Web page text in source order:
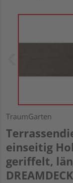
TraumGarten
einseitig
geriffelt,